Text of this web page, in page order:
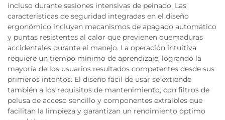
incluso durante sesiones intensivas de peinado. Las
características de seguridad integradas en el diseño
ergonómico incluyen mecanismos de apagado automático
y puntas resistentes al calor que previenen quemaduras
accidentales durante el manejo. La operación intuitiva
requiere un tiempo mínimo de aprendizaje, logrando la
mayoría de los usuarios resultados competentes desde sus
primeros intentos. El diseño fácil de usar se extiende
también a los requisitos de mantenimiento, con filtros de
pelusa de acceso sencillo y componentes extraíbles que
facilitan la limpieza y garantizan un rendimiento óptimo